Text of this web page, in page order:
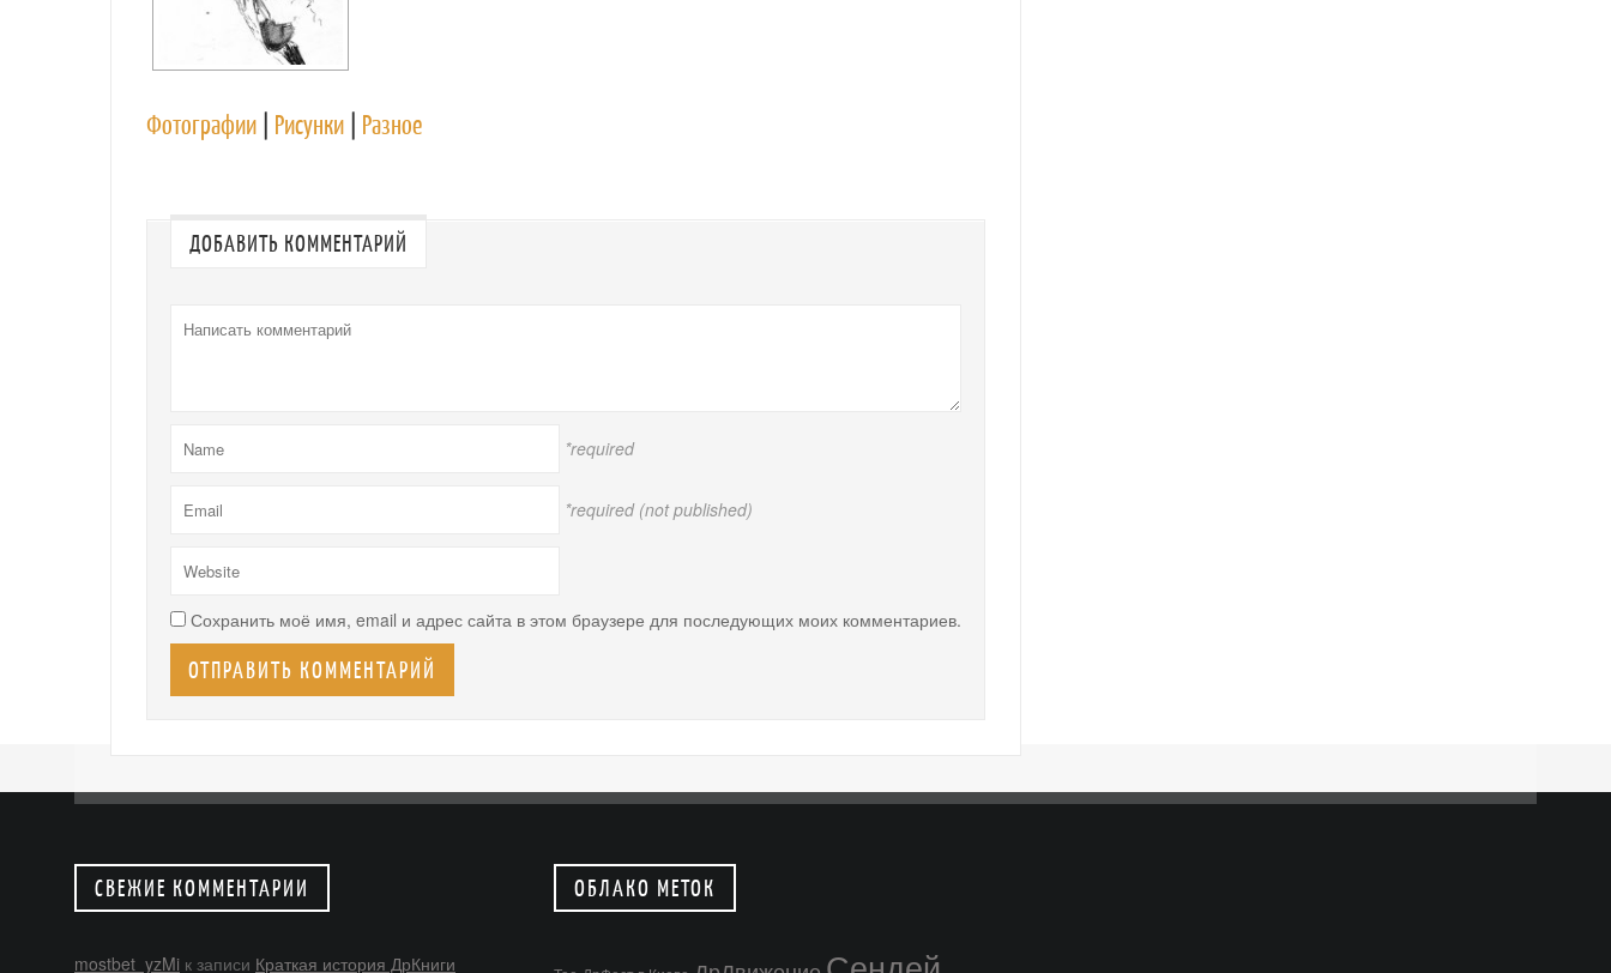
Фотографии Рисунки Разное
ДОБАВИТЬ КОММЕНТАРИЙ
*required
*required (not published)
Сохранить моё имя, email и адрес сайта в этом браузере для последующих моих комментариев.
СВЕЖИЕ КОММЕНТАРИИ
mostbet_yzMi к записи Краткая история ДрКниги
ОБЛАКО МЕТОК